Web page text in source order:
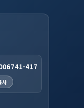
417
사